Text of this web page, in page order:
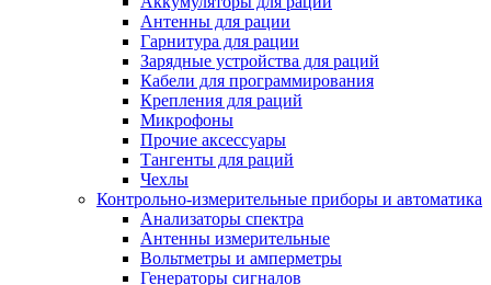
Антенны для рации
Гарнитура для рации
Зарядные устройства для раций
Кабели для программирования
Крепления для раций
Микрофоны
Прочие аксессуары
Тангенты для раций
Чехлы
Контрольно-измерительные приборы и автоматика
Анализаторы спектра
Антенны измерительные
Вольтметры и амперметры
Генераторы сигналов